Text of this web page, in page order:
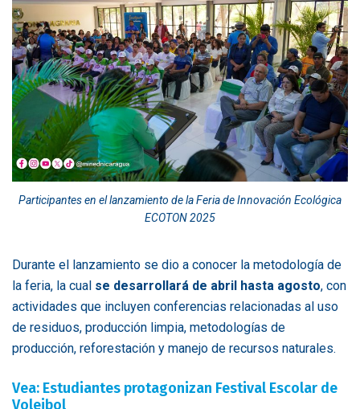
Participantes en el lanzamiento de la Feria de Innovación Ecológica
ECOTON 2025
Durante el lanzamiento se dio a conocer la metodología de
la feria, la cual se desarrollará de abril hasta agosto, con
actividades que incluyen conferencias relacionadas al uso
de residuos, producción limpia, metodologías de
producción, reforestación y manejo de recursos naturales.
Vea: Estudiantes protagonizan Festival Escolar de
Voleibol